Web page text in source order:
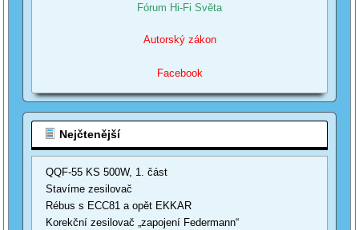
Fórum Hi-Fi Světa
Autorský zákon
Facebook
Nejčtenější
QQF-55 KS 500W, 1. část
Stavíme zesilovač
Rébus s ECC81 a opět EKKAR
Korekční zesilovač „zapojení Federmann“